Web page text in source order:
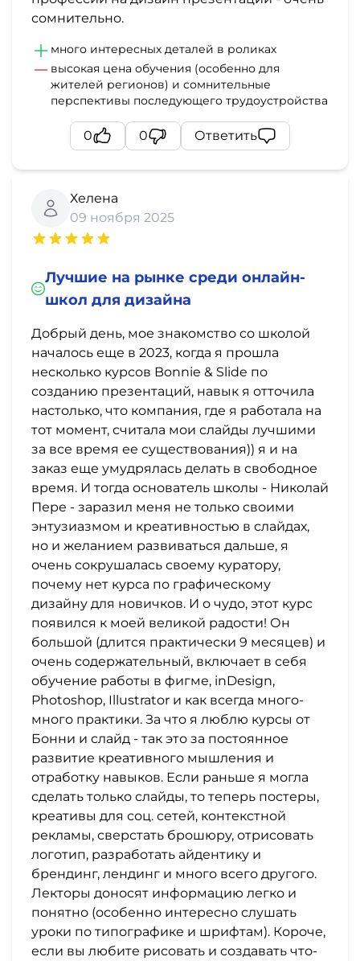
сомнительно.
много интересных деталей в роликах
высокая цена обучения (особенно для
жителей регионов) и сомнительные
перспективы последующего трудоустройства
0 0 Ответить
Хелена
09 ноября 2025
Лучшие на рынке среди онлайн-
школ для дизайна
Добрый день, мое знакомство со школой
началось еще в 2023, когда я прошла
несколько курсов Bonnie & Slide по
созданию презентаций, навык я отточила
настолько, что компания, где я работала на
тот момент, считала мои слайды лучшими
за все время ее существования)) я и на
заказ еще умудрялась делать в свободное
время. И тогда основатель школы - Николай
Пере - заразил меня не только своими
энтузиазмом и креативностью в слайдах,
но и желанием развиваться дальше, я
очень сокрушалась своему куратору,
почему нет курса по графическому
дизайну для новичков. И о чудо, этот курс
появился к моей великой радости! Он
большой (длится практически 9 месяцев) и
очень содержательный, включает в себя
обучение работы в фигме, inDesign,
Photoshop, Illustrator и как всегда много-
много практики. За что я люблю курсы от
Бонни и слайд - так это за постоянное
развитие креативного мышления и
отработку навыков. Если раньше я могла
сделать только слайды, то теперь постеры,
креативы для соц. сетей, контекстной
рекламы, сверстать брошюру, отрисовать
логотип, разработать айдентику и
брендинг, лендинг и много всего другого.
Лекторы доносят информацию легко и
понятно (особенно интересно слушать
уроки по типографике и шрифтам). Короче,
если вы любите рисовать и создавать что-